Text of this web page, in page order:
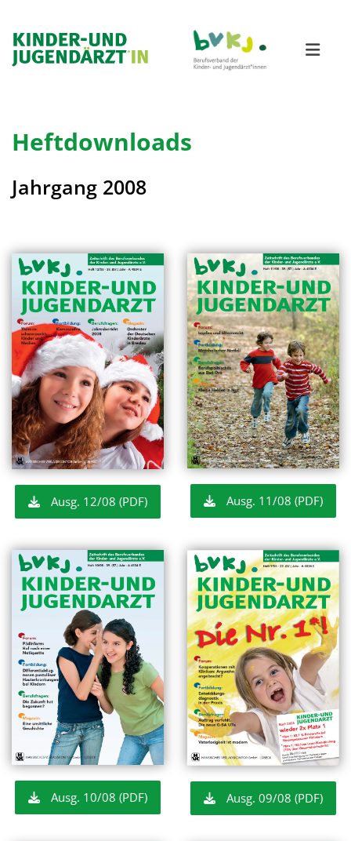
Heftdownloads
Jahrgang 2008
Ausg. 12/08 (PDF) Ausg. 11/08 (PDF)
Ausg. 10/08 (PDF) Ausg. 09/08 (PDF)